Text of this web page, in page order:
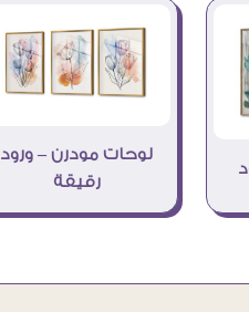
لوحات مودرن – ورود
رقيقة